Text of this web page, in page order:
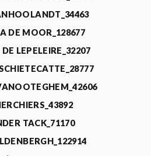
DE MOOR_128677
LEPELEIRE_32207
TACK_71170